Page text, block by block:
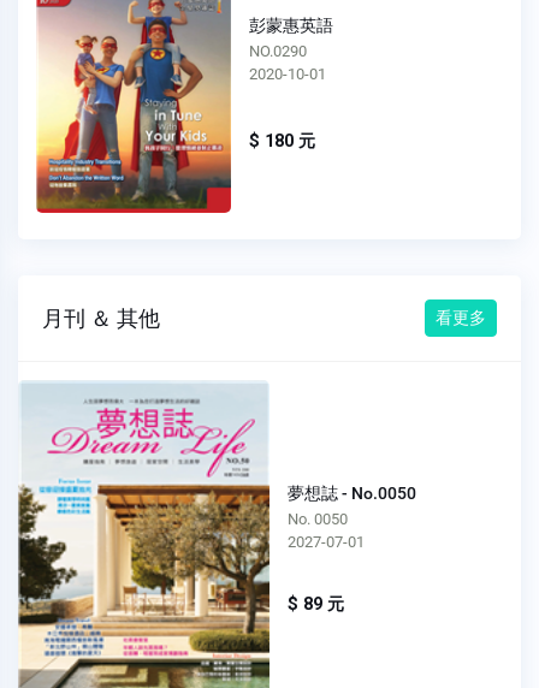
彭蒙惠英語
NO.0289
2020-09-01
$ 180 元
月刊 ＆ 其他 看更多
夢想誌 - No.0050
No. 0050
2027-07-01
$ 89 元